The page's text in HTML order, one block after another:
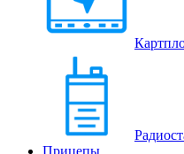
Прицепы